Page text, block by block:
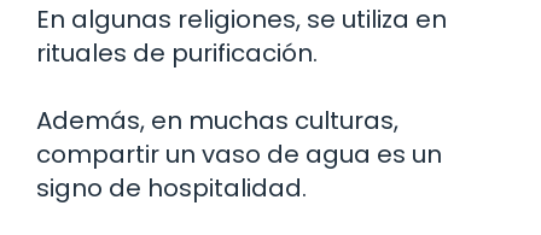
En algunas religiones, se utiliza en
rituales de purificación.
Además, en muchas culturas,
compartir un vaso de agua es un
signo de hospitalidad.